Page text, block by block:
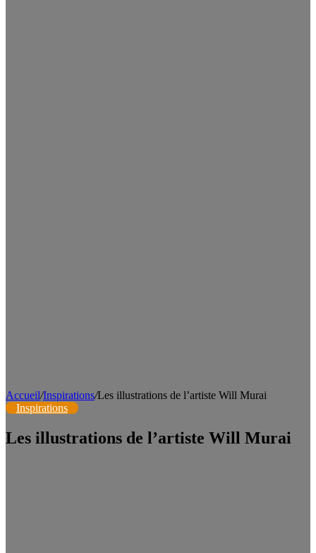
Accueil/Inspirations/Les illustrations de l’artiste Will Murai
Inspirations
Les illustrations de l’artiste Will Murai